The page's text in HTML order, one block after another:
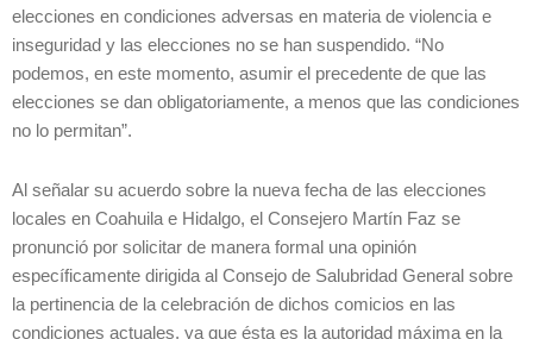
elecciones en condiciones adversas en materia de violencia e
inseguridad y las elecciones no se han suspendido. “No
podemos, en este momento, asumir el precedente de que las
elecciones se dan obligatoriamente, a menos que las condiciones
no lo permitan”.
Al señalar su acuerdo sobre la nueva fecha de las elecciones
locales en Coahuila e Hidalgo, el Consejero Martín Faz se
pronunció por solicitar de manera formal una opinión
específicamente dirigida al Consejo de Salubridad General sobre
la pertinencia de la celebración de dichos comicios en las
condiciones actuales, ya que ésta es la autoridad máxima en la